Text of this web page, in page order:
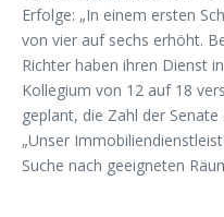
Erfolge: „In einem ersten
von vier auf sechs erhöht.
Richter haben ihren Dienst
Kollegium von 12 auf 18
geplant, die Zahl der
„Unser
Suche nach geeigneten